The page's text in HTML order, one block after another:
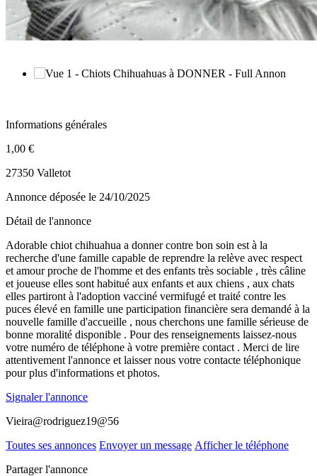
Informations générales
1,00 €
27350 Valletot
Annonce déposée le 24/10/2025
Détail de l'annonce
Adorable chiot chihuahua a donner contre bon soin est à la
recherche d'une famille capable de reprendre la relève avec respect
et amour proche de l'homme et des enfants très sociable , très câline
et joueuse elles sont habitué aux enfants et aux chiens , aux chats
elles partiront à l'adoption vacciné vermifugé et traité contre les
puces élevé en famille une participation financière sera demandé à la
nouvelle famille d'accueille , nous cherchons une famille sérieuse de
bonne moralité disponible . Pour des renseignements laissez-nous
votre numéro de téléphone à votre première contact . Merci de lire
attentivement l'annonce et laisser nous votre contacte téléphonique
pour plus d'informations et photos.
Signaler l'annonce
Vieira@rodriguez19@56
Toutes ses annonces Envoyer un message Afficher le téléphone
Partager l'annonce